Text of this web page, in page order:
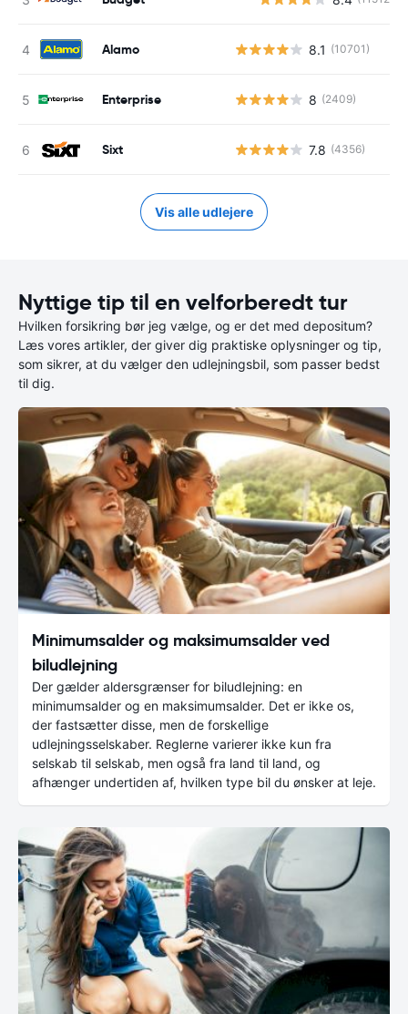
Alamo 8.1 (10701)
Enterprise 8 (2409)
Sixt 7.8 (4356)
Vis alle udlejere
Nyttige tip til en velforberedt tur
Hvilken forsikring bør jeg vælge, og er det med depositum?
Læs vores artikler, der giver dig praktiske oplysninger og tip,
som sikrer, at du vælger den udlejningsbil, som passer bedst
til dig.
Minimumsalder og maksimumsalder ved
biludlejning
Der gælder aldersgrænser for biludlejning: en
minimumsalder og en maksimumsalder. Det er ikke os,
der fastsætter disse, men de forskellige
udlejningsselskaber. Reglerne varierer ikke kun fra
selskab til selskab, men også fra land til land, og
afhænger undertiden af, hvilken type bil du ønsker at leje.